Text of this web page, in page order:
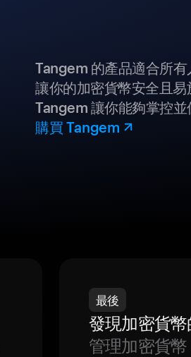
Tangem 的產品適合所
讓你的加密貨幣安全且
Tangem 讓你能夠掌控
購買 Tangem
最後
發現加密貨
管理加密貨